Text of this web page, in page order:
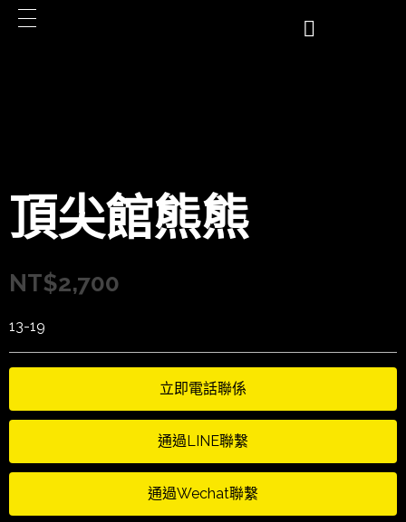
頂尖館熊熊
NT$2,700
13-19
立即電話聯係
通過LINE聯繫
通過Wechat聯繫